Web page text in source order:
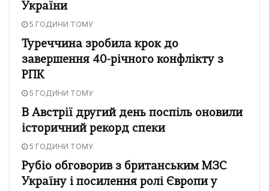
України
5 ГОДИНИ ТОМУ
Туреччина зробила крок до
завершення 40-річного конфлікту з
РПК
5 ГОДИНИ ТОМУ
В Австрії другий день поспіль оновили
історичний рекорд спеки
5 ГОДИНИ ТОМУ
Рубіо обговорив з британським МЗС
Україну і посилення ролі Європи у